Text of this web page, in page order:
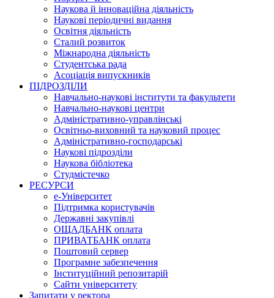
Наукова й інноваційна діяльність
Наукові періодичні видання
Освітня діяльність
Сталий розвиток
Міжнародна діяльність
Студентська рада
Асоціація випускників
ПІДРОЗДІЛИ
Навчально-наукові інститути та факультети
Навчально-наукові центри
Адміністративно-управлінські
Освітньо-виховний та науковий процес
Адміністративно-господарські
Наукові підрозділи
Наукова бібліотека
Студмістечко
РЕСУРСИ
е-Університет
Підтримка користувачів
Державні закупівлі
ОЩАДБАНК оплата
ПРИВАТБАНК оплата
Поштовий сервер
Програмне забезпечення
Інституційний репозитарій
Сайти університету
Запитати у ректора